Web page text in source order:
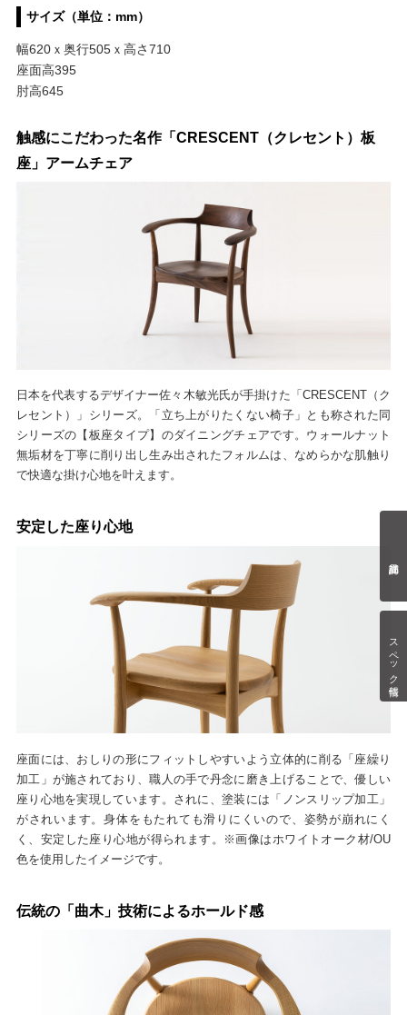
スペック情報
サイズ（単位：mm）
幅620ｘ奥行505ｘ高さ710
座面高395
肘高645
触感にこだわった名作「CRESCENT（クレセント）板
座」アームチェア
日本を代表するデザイナー佐々木敏光氏が手掛けた「CRESCENT（ク
レセント）」シリーズ。「立ち上がりたくない椅子」とも称された同
シリーズの【板座タイプ】のダイニングチェアです。ウォールナット
無垢材を丁寧に削り出し生み出されたフォルムは、なめらかな肌触り
で快適な掛け心地を叶えます。
安定した座り心地
座面には、おしりの形にフィットしやすいよう立体的に削る「座繰り
加工」が施されており、職人の手で丹念に磨き上げることで、優しい
座り心地を実現しています。されに、塗装には「ノンスリップ加工」
がされいます。身体をもたれても滑りにくいので、姿勢が崩れにく
く、安定した座り心地が得られます。※画像はホワイトオーク材/OU
色を使用したイメージです。
伝統の「曲木」技術によるホールド感